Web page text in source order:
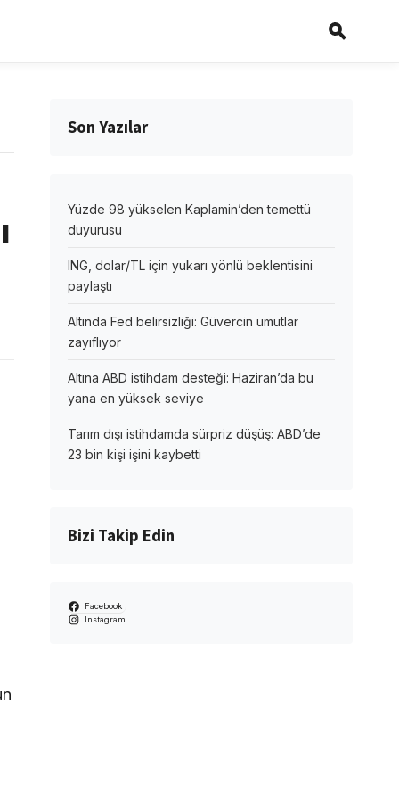
Son Yazılar
Yüzde 98 yükselen Kaplamin’den temettü
duyurusu
ING, dolar/TL için yukarı yönlü beklentisini
paylaştı
Altında Fed belirsizliği: Güvercin umutlar
zayıflıyor
Altına ABD istihdam desteği: Haziran’da bu
yana en yüksek seviye
Tarım dışı istihdamda sürpriz düşüş: ABD’de
23 bin kişi işini kaybetti
Bizi Takip Edin
Facebook
Instagram